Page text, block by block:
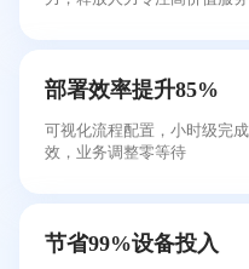
部署效率提升85%
可视化流程配置，小时级完
效，业务调整零等待
节省99%设备投入